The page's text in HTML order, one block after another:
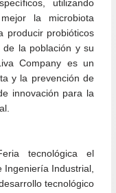
utilizando
la microbiota
producir probióticos
de la población y su
Company es un
y la prevención de
innovación para la
tecnológica el
Ingeniería Industrial,
tecnológico